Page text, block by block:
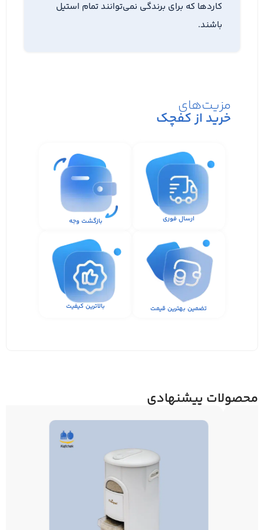
کاردها که برای برندگی نمی‌توانند تمام استیل
باشند.
مزیت‌های
خرید از کفچک
ارسال فوری بازگشت وجه
تضمین بهترین قیمت بالاترین کیفیت
محصولات پیشنهادی